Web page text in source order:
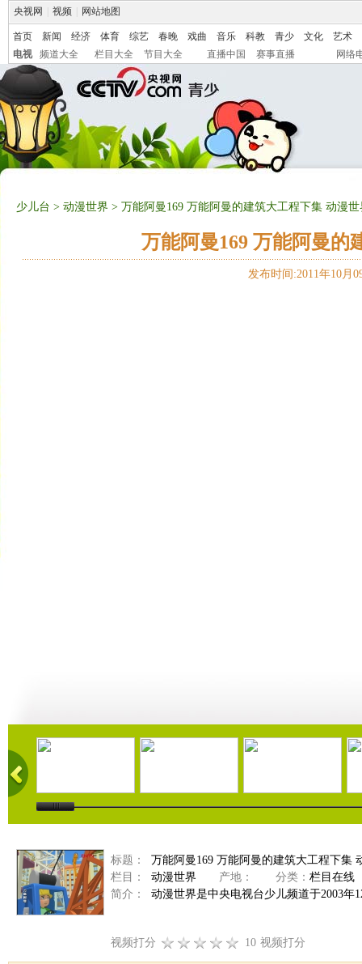
央视网 视频 网站地图
首页 新闻 经济 体育 综艺 春晚 戏曲 音乐 科教 青少 文化
艺术
电视
频道大全 栏目大全 节目大全 直播中国 赛事直播 网络
少儿台 > 动漫世界 > 万能阿曼169 万能阿曼的建筑大工程下集 动漫世
万能阿曼169 万能阿曼的
发布时间:2011年10月
11:10 10:17 09:13
标题：
万能阿曼169 万能阿曼的建筑大工程下集
栏目：
动漫世界 产地： 分类： 栏目在线
简介：
动漫世界是中央电视台少儿频道于2003年
视频打分 10 视频打分